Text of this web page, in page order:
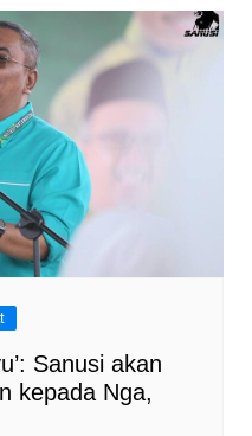
Sanusi akan
kepada Nga,